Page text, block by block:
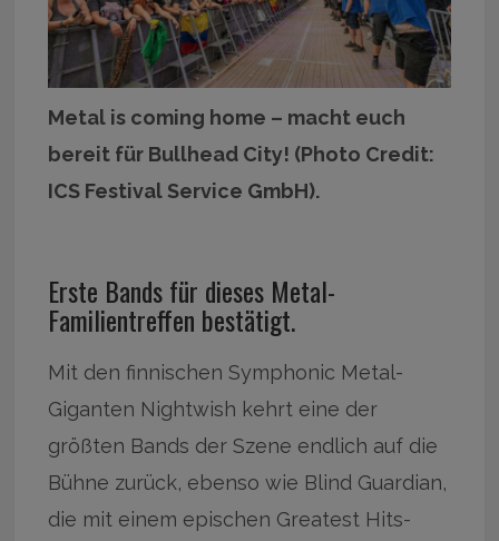
Metal is coming home – macht euch
bereit für Bullhead City! (Photo Credit:
ICS Festival Service GmbH).
Erste Bands für dieses Metal-
Familientreffen bestätigt.
Mit den finnischen Symphonic Metal-
Giganten Nightwish kehrt eine der
größten Bands der Szene endlich auf die
Bühne zurück, ebenso wie Blind Guardian,
die mit einem epischen Greatest Hits-